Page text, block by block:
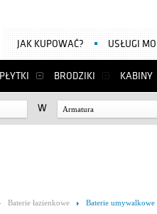
PŁYTKI BRODZIKI KABINY
JAK KUPOWAĆ? USŁUGI
W Armatura
Baterie łazienkowe Baterie umywalkowe